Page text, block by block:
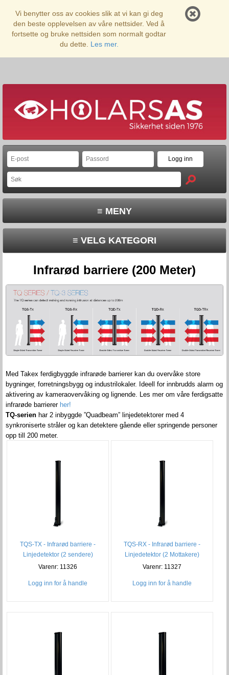
Vi benytter oss av cookies slik at vi kan gi deg
den beste opplevelsen av våre nettsider. Ved å
fortsette og bruke nettsiden som normalt godtar
du dette. Les mer.
≡ MENY
≡ VELG KATEGORI
Infrarød barriere (200 Meter)
Med Takex ferdigbyggde infrarøde barrierer kan du overvåke store
bygninger, forretningsbygg og industrilokaler. Ideell for innbrudds alarm og
aktivering av kameraovervåking og lignende. Les mer om våre ferdigsatte
infrarøde barrierer her!
TQ-serien har 2 inbyggde ”Quadbeam” linjedetektorer med 4
synkroniserte stråler og kan detektere gående eller springende personer
opp till 200 meter.
TQS-TX - Infrarød barriere -
Linjedetektor (2 sendere)
Varenr: 11326
Logg inn for å handle
TQS-RX - Infrarød barriere -
Linjedetektor (2 Mottakere)
Varenr: 11327
Logg inn for å handle